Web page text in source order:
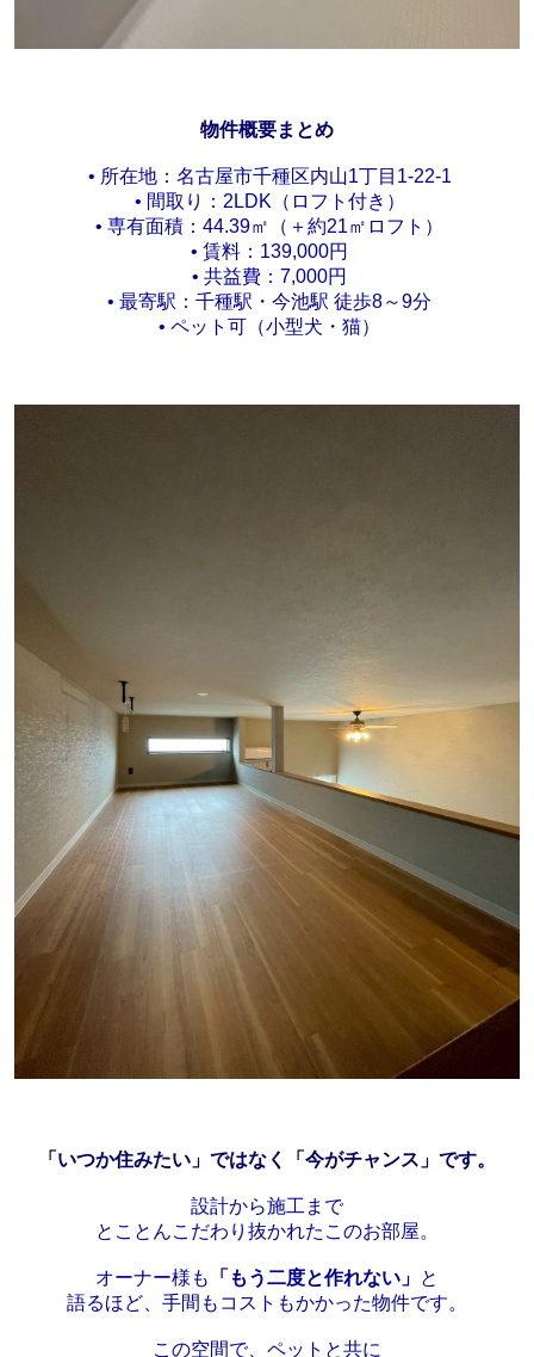
️物件概要まとめ
• 所在地：名古屋市千種区内山1丁目1-22-1
• 間取り：2LDK（ロフト付き）
• 専有面積：44.39㎡（＋約21㎡ロフト）
• 賃料：139,000円
• 共益費：7,000円
• 最寄駅：千種駅・今池駅 徒歩8～9分
• ペット可（小型犬・猫）
「いつか住みたい」ではなく「今がチャンス」です。
設計から施工まで
とことんこだわり抜かれたこのお部屋。
オーナー様も 「もう二度と作れない」 と
語るほど、手間もコストもかかった物件です。
この空間で、ペットと共に